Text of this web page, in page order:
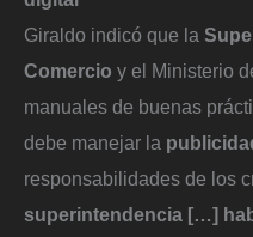
Giraldo indicó que la
Comercio y el Ministerio
manuales de buenas
debe manejar la
responsabilidades de los
superintendencia […]